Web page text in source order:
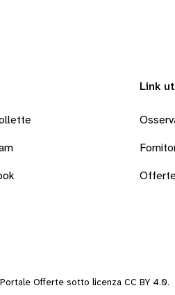
Link
Offerte
Portale Offerte sotto licenza CC BY 4.0.